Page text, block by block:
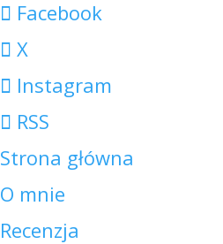
Facebook
X
Instagram
RSS
Strona główna
O mnie
Recenzja